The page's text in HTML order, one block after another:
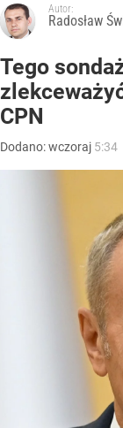
Autor:
Radosław
Tego
CPN
Dodano:wczoraj 5:34